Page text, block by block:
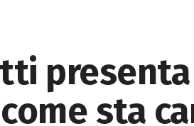
sta